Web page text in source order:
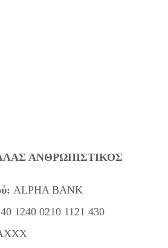
ΑΝΘΡΩΠΙΣΤΙΚΟΣ
ALPHA BANK
1240 0210 1121 430